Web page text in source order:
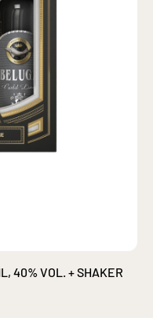
40% VOL. + SHAKER